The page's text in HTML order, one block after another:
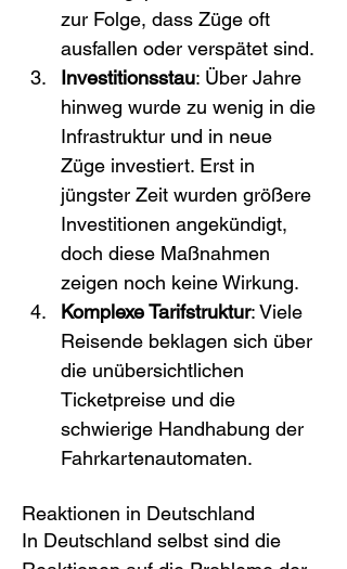
zur Folge, dass Züge oft
ausfallen oder verspätet sind.
Investitionsstau: Über Jahre
hinweg wurde zu wenig in die
Infrastruktur und in neue
Züge investiert. Erst in
jüngster Zeit wurden größere
Investitionen angekündigt,
doch diese Maßnahmen
zeigen noch keine Wirkung.
Komplexe Tarifstruktur: Viele
Reisende beklagen sich über
die unübersichtlichen
Ticketpreise und die
schwierige Handhabung der
Fahrkartenautomaten.
Reaktionen in Deutschland
In Deutschland selbst sind die